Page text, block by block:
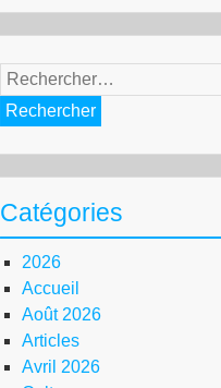
Rechercher :
Catégories
2026
Accueil
Août 2026
Articles
Avril 2026